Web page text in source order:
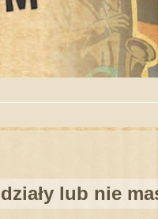
lub nie